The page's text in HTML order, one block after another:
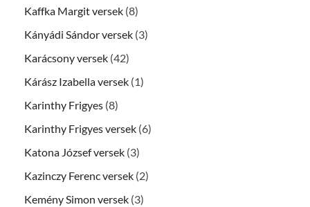
Kaffka Margit versek (8)
Kányádi Sándor versek (3)
Karácsony versek (42)
Kárász Izabella versek (1)
Karinthy Frigyes (8)
Karinthy Frigyes versek (6)
Katona József versek (3)
Kazinczy Ferenc versek (2)
Kemény Simon versek (3)